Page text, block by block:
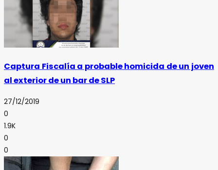
Captura Fiscalía a probable homicida de un joven
al exterior de un bar de SLP
27/12/2019
0
1.9K
0
0